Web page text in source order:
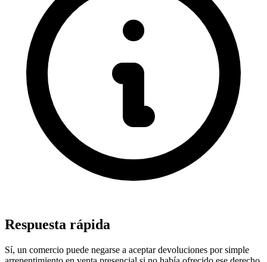
Respuesta rápida
Sí, un comercio puede negarse a aceptar devoluciones por simple